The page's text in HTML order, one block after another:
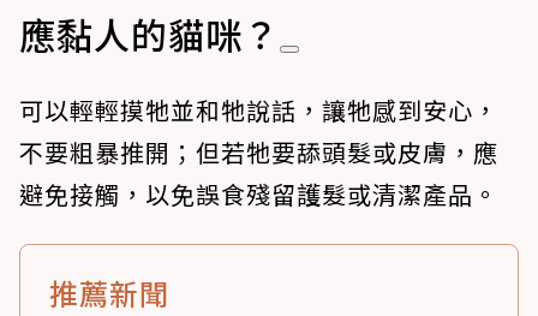
應黏人的貓咪？
可以輕輕摸牠並和牠說話，讓牠感到安心，
不要粗暴推開；但若牠要舔頭髮或皮膚，應
避免接觸，以免誤食殘留護髮或清潔產品。
推薦新聞